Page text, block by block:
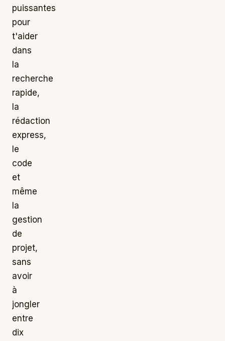
puissantes
pour
t'aider
dans
la
recherche
rapide,
la
rédaction
express,
le
code
et
même
la
gestion
de
projet,
sans
avoir
à
jongler
entre
dix